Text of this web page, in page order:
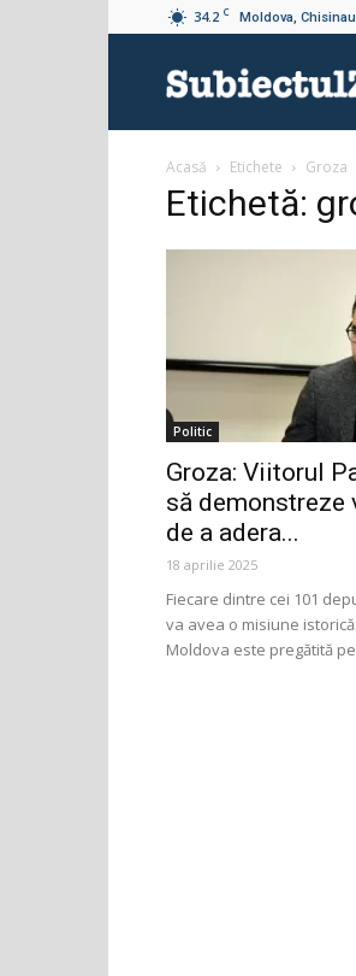
34.2 C Moldova, Chisinau
Acasă Etichete Groza
Etichetă:
Politic
Groza: Viitorul
să demonstreze
de a adera...
18 aprilie 2025
Fiecare dintre cei 101
va avea o misiune
Moldova este pregătită